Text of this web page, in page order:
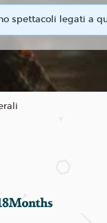
spettacoli legati a